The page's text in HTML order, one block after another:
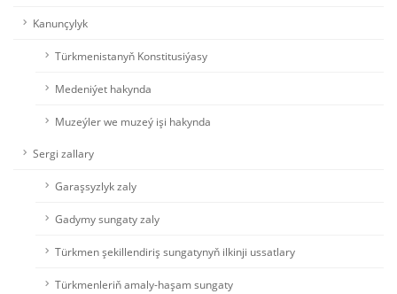
Kanunçylyk
Türkmenistanyň Konstitusiýasy
Medeniýet hakynda
Muzeýler we muzeý işi hakynda
Sergi zallary
Garaşsyzlyk zaly
Gadymy sungaty zaly
Türkmen şekillendiriş sungatynyň ilkinji ussatlary
Türkmenleriň amaly-haşam sungaty